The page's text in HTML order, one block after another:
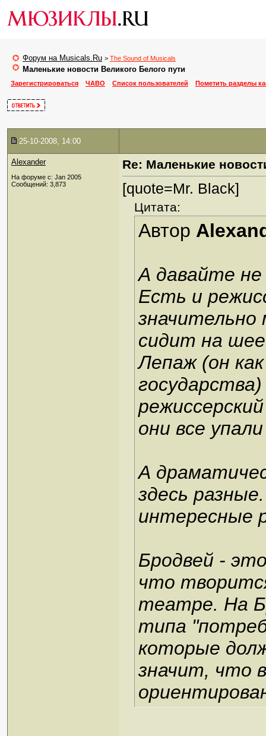
Форум на Musicals.Ru > The Sound of Musicals
Маленькие новости Великого Белого пути
Зарегистрироваться ЧАВО Список пользователей Пометить разделы
25-10-2008, 14:00
Alexander
На форуме с: Jan 2005
Сообщений: 3,873
Re: Маленькие
[quote=Mr. Black]
Цитата:
Автор
А давайте
Есть и
сидит на
Лепаж (он
они все
А
здесь
интересные
Бродвей -
что
театре. На
типа
которые
значит, что